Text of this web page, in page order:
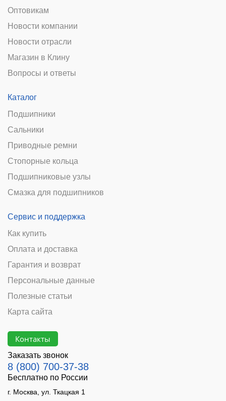
Оптовикам
Новости компании
Новости отрасли
Магазин в Клину
Вопросы и ответы
Каталог
Подшипники
Сальники
Приводные ремни
Стопорные кольца
Подшипниковые узлы
Смазка для подшипников
Сервис и поддержка
Как купить
Оплата и доставка
Гарантия и возврат
Персональные данные
Полезные статьи
Карта сайта
Контакты
Заказать звонок
8 (800) 700-37-38
Бесплатно по России
г. Москва, ул. Ткацкая 1